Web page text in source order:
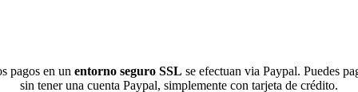
pagos en un entorno seguro SSL se efectuan via Paypal. Puedes
sin tener una cuenta Paypal, simplemente con tarjeta de crédito.